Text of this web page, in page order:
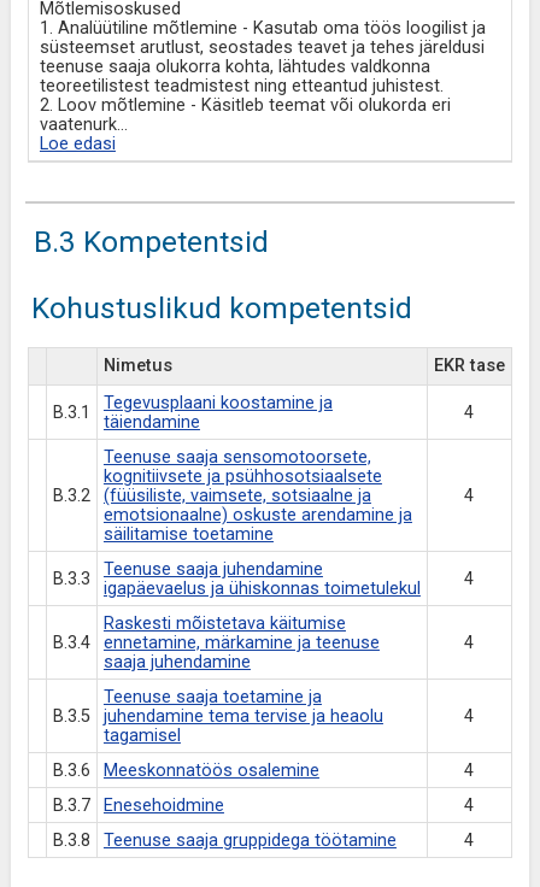
Mõtlemisoskused
1. Analüütiline mõtlemine - Kasutab oma töös loogilist ja
süsteemset arutlust, seostades teavet ja tehes järeldusi
teenuse saaja olukorra kohta, lähtudes valdkonna
teoreetilistest teadmistest ning etteantud juhistest.
2. Loov mõtlemine - Käsitleb teemat või olukorda eri
vaatenurk...
Loe edasi
B.3 Kompetentsid
Kohustuslikud kompetentsid
Nimetus EKR tase
B.3.1
Tegevusplaani koostamine ja
täiendamine
4
B.3.2
Teenuse saaja sensomotoorsete,
kognitiivsete ja psühhosotsiaalsete
(füüsiliste, vaimsete, sotsiaalne ja
emotsionaalne) oskuste arendamine ja
säilitamise toetamine
4
B.3.3
Teenuse saaja juhendamine
igapäevaelus ja ühiskonnas toimetulekul
4
B.3.4
Raskesti mõistetava käitumise
ennetamine, märkamine ja teenuse
saaja juhendamine
4
B.3.5
Teenuse saaja toetamine ja
juhendamine tema tervise ja heaolu
tagamisel
4
B.3.6 Meeskonnatöös osalemine
4
B.3.7
Enesehoidmine
4
B.3.8
Teenuse saaja gruppidega töötamine 4